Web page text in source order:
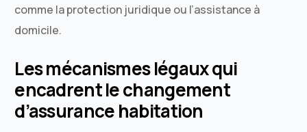
comme la protection juridique ou l’assistance à
domicile.
Les mécanismes légaux qui
encadrent le changement
d’assurance habitation